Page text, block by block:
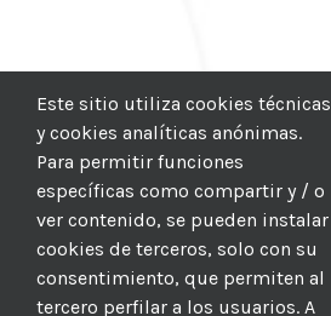
Este sitio utiliza cookies técnicas
y cookies analíticas anónimas.
Para permitir funciones
específicas como compartir y / o
ver contenido, se pueden instalar
cookies de terceros, solo con su
consentimiento, que permiten al
tercero perfilar a los usuarios. A